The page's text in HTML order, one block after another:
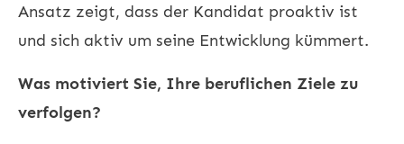
Ansatz zeigt, dass der Kandidat proaktiv ist
und sich aktiv um seine Entwicklung kümmert.
Was motiviert Sie, Ihre beruflichen Ziele zu
verfolgen?